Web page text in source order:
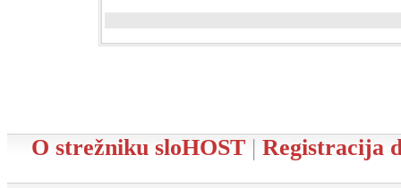
O strežniku sloHOST| Registracija